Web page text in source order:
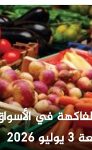
في